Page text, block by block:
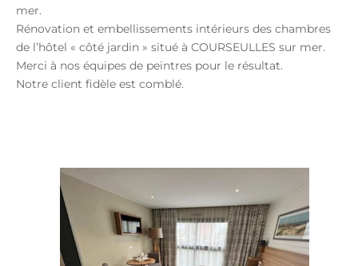
mer.
Rénovation et embellissements intérieurs des chambres
de l’hôtel « côté jardin » situé à COURSEULLES sur mer.
Merci à nos équipes de peintres pour le résultat.
Notre client fidèle est comblé.